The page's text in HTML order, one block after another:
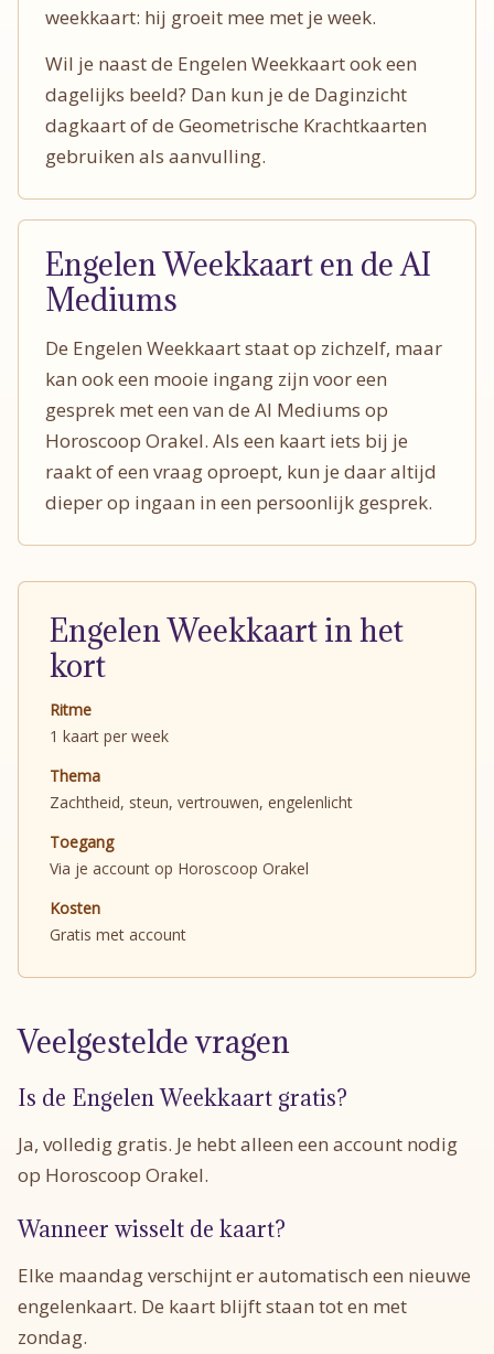
weekkaart: hij groeit mee met je week.
Wil je naast de Engelen Weekkaart ook een
dagelijks beeld? Dan kun je de Daginzicht
dagkaart of de Geometrische Krachtkaarten
gebruiken als aanvulling.
Engelen Weekkaart en de AI
Mediums
De Engelen Weekkaart staat op zichzelf, maar
kan ook een mooie ingang zijn voor een
gesprek met een van de AI Mediums op
Horoscoop Orakel. Als een kaart iets bij je
raakt of een vraag oproept, kun je daar altijd
dieper op ingaan in een persoonlijk gesprek.
Engelen Weekkaart in het
kort
Ritme
1 kaart per week
Thema
Zachtheid, steun, vertrouwen, engelenlicht
Toegang
Via je account op Horoscoop Orakel
Kosten
Gratis met account
Veelgestelde vragen
Is de Engelen Weekkaart gratis?
Ja, volledig gratis. Je hebt alleen een account nodig
op Horoscoop Orakel.
Wanneer wisselt de kaart?
Elke maandag verschijnt er automatisch een nieuwe
engelenkaart. De kaart blijft staan tot en met
zondag.